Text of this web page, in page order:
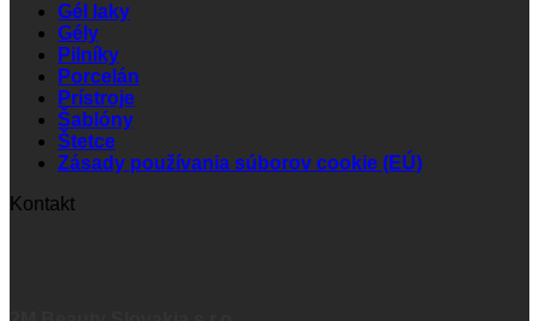
Gél laky
Gély
Pilníky
Porcelán
Prístroje
Šablóny
Štetce
Zásady používania súborov cookie (EÚ)
Kontakt